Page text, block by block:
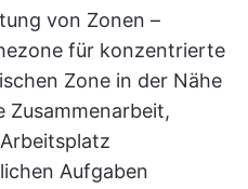
von Zonen –
für konzentrierte
Zone in der Nähe
Zusammenarbeit,
Aufgaben